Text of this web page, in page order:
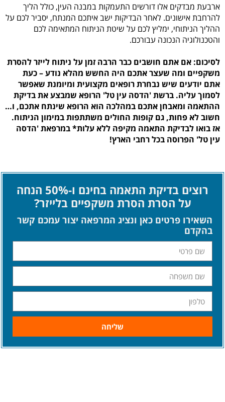
ארבעת מבדקים אלו דורשים התעמקות במבנה העין, כולל הליך
להרחבת אישונים. לאחר הבדיקות ישב איתכם המנתח, יסביר לכם על
ההליך הניתוחי, ימליץ לכם על שיטת הניתוח המתאימה לכם
והטכנולוגיה הנכונה עבורכם.
לסיכום: אם אתם חושבים כבר הרבה זמן על ניתוח לייזר להסרת
משקפיים ומה שעצר אתכם היה החשש מהלא נודע – כעת
אתם יודעים שיש נבחרת רופאים מקצועית ומיומנת שאפשר
לסמוך עליה. ברשת 'הדסה עין טל' הרופא שמבצע את בדיקת
ההתאמה ומאבחן אתכם במהלכה הוא הרופא שינתח אתכם, ו…
חשוב לא פחות, גם קופות החולים משתתפות במימון הניתוח.
אז בואו לבדיקת התאמה מקיפה ללא עלות* במרפאת 'הדסה
עין טל' הפרוסה בכל רחבי הארץ!
רוצים בדיקת התאמה בחינם ו-50% הנחה
על הסרת הסרת משקפיים בלייזר?
השאירו פרטים כאן ונציג המרפאה יצור עמכם קשר
בהקדם
שליחה